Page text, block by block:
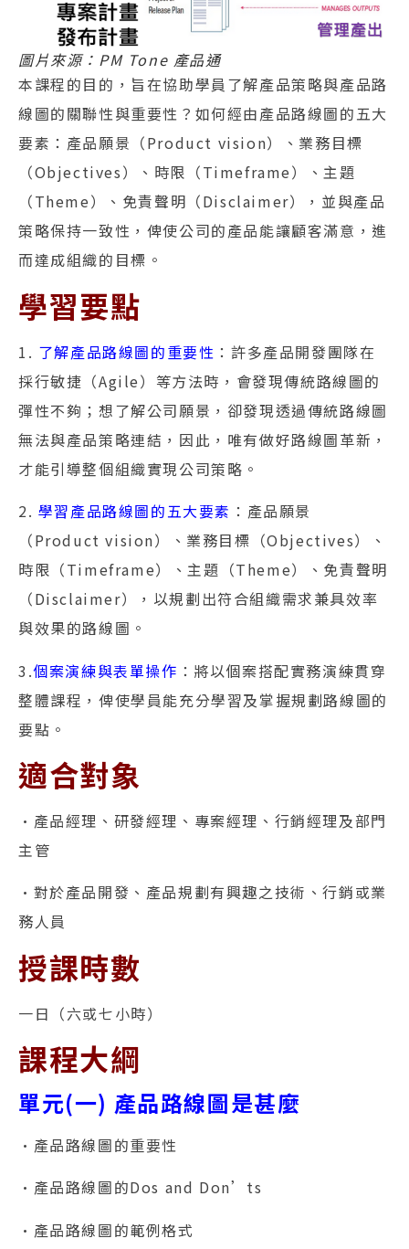
圖片來源：PM Tone 產品通
本課程的目的，旨在協助學員了解產品策略與產品路
線圖的關聯性與重要性？如何經由產品路線圖的五大
要素：產品願景（Product vision）、業務目標
（Objectives）、時限（Timeframe）、主題
（Theme）、免責聲明（Disclaimer），並與產品
策略保持一致性，俾使公司的產品能讓顧客滿意，進
而達成組織的目標。
學習要點
1. 了解產品路線圖的重要性 ：許多產品開發團隊在
採行敏捷（Agile）等方法時，會發現傳統路線圖的
彈性不夠；想了解公司願景，卻發現透過傳統路線圖
無法與產品策略連結，因此，唯有做好路線圖革新，
才能引導整個組織實現公司策略。
2. 學習產品路線圖的五大要素 ：產品願景
（Product vision）、業務目標（Objectives）、
時限（Timeframe）、主題（Theme）、免責聲明
（Disclaimer），以規劃出符合組織需求兼具效率
與效果的路線圖。
3.個案演練與表單操作 ：將以個案搭配實務演練貫穿
整體課程，俾使學員能充分學習及掌握規劃路線圖的
要點。
適合對象
•產品經理、研發經理、專案經理、行銷經理及部門
主管
•對於產品開發、產品規劃有興趣之技術、行銷或業
務人員
授課時數
一日（六或七小時）
課程大綱
單元(一) 產品路線圖是甚麼
•產品路線圖的重要性
•產品路線圖的Dos and Don’ts
•產品路線圖的範例格式